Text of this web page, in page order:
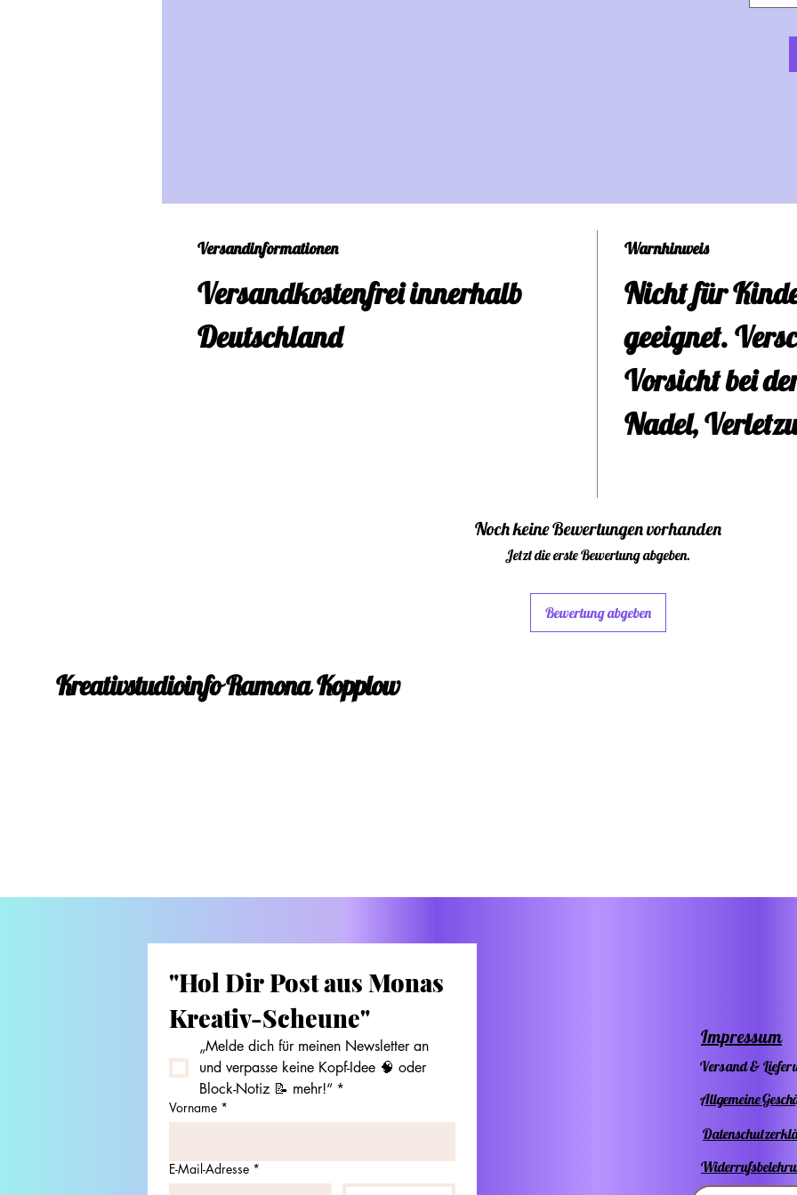
Sie
Versandinformationen
Versandkostenfrei innerhalb
Deutschland
Warnhinweis
Nicht für
geeignet.
Vorsicht bei
Nadel,
Noch keine Bewertungen vorhanden
Jetzt die erste Bewertung abgeben.
Bewertung abgeben
Kreativstudioinfo Ramona Kopplow
"Hol Dir Post aus Monas
Kreativ-Scheune"
„Melde dich für meinen Newsletter an
und verpasse keine Kopf-Idee 🧠 oder
Block-Notiz 📝 mehr!“ *
Vorname *
E-Mail-Adresse *
Impressum
Versand &
Allgemeine